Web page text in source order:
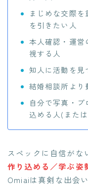
まじめな交際
を引きたい人
本人確認・運営
視する人
知人に活動を見
結婚相談所より
自分で写真・
込める人(また
スペックに自信がな
作り込める／学ぶ姿
Omiaiは真剣な出会